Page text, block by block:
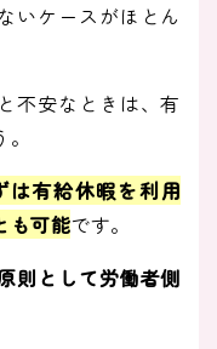
いケースがほとん
不安なときは、有
有給休暇を利用
も可能です。
則として労働者側